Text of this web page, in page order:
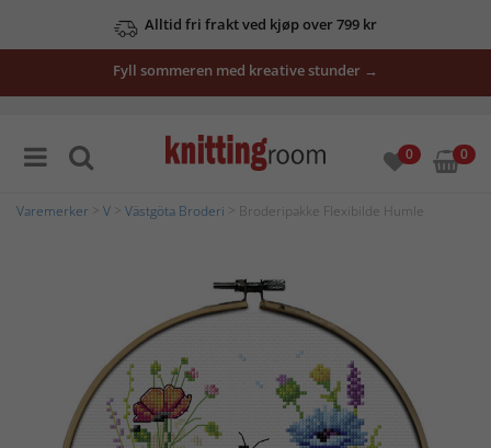
Alltid fri frakt ved kjøp over 799 kr
Fyll sommeren med kreative stunder →
0 0
Varemerker V Västgöta Broderi > Broderipakke Flexibilde Humle